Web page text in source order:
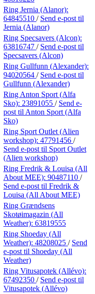
Ring Jernia (Alanor):
64845510 / Send e-post til
Jernia (Alanor)
Ring Specsavers (Alcon):
63816747 / Send e-post til
Specsavers (Alcon)
Ring Gullfunn (Alexander):
94020564 / Send e-post til
Gullfunn (Alexander)
Ring Anton Sport (Alfa
Sko): 23891055 / Send e-
post til Anton Sport (Alfa
Sko)
Ring Sport Outlet (Alien
workshop): 47791456 /
Send e-post til Sport Outlet
(Alien workshop)
Ring Fredrik & Louisa (All
About MEE): 90487110 /
Send e-post til Fredrik &
Louisa (All About MEE)
Ring Grændsens
Skotøimagazin (All
Weather): 63819555
Ring Shoeday (All
Weather): 48208025 / Send
e-post til Shoeday (All
Weather)
Ring Vitusapotek (Allévo):
67492350 / Send e-post til
Vitusapotek (Allévo)